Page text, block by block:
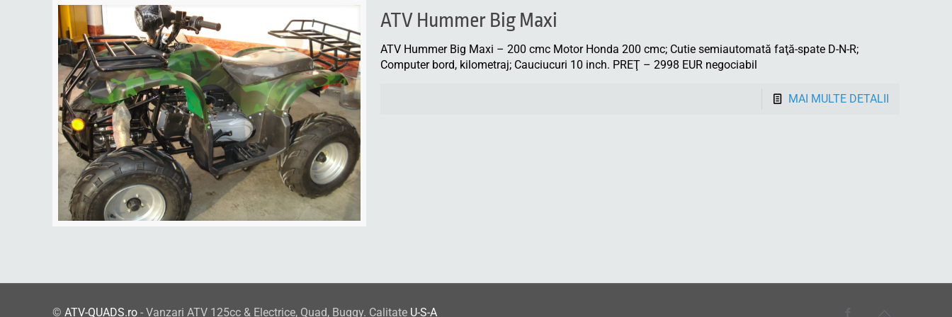
ATV Hummer Big Maxi
ATV Hummer Big Maxi – 200 cmc Motor Honda 200 cmc; Cutie semiautomată faţă-spate D-N-R;
Computer bord, kilometraj; Cauciucuri 10 inch. PREŢ – 2998 EUR negociabil
MAI MULTE DETALII
© ATV-QUADS.ro - Vanzari ATV 125cc & Electrice, Quad, Buggy. Calitate U-S-A